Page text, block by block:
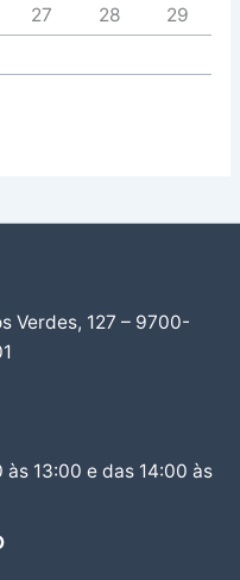
27 28
29
Verdes, 127 – 9700-
13:00 e das 14:00 às